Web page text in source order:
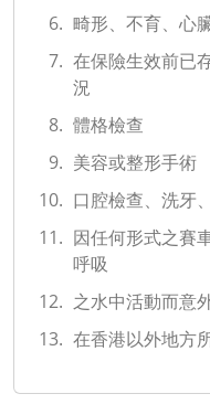
畸形、不育、心
在保險生效前已
況
體格檢查
美容或整形手術
口腔檢查、洗牙
因任何形式之賽
呼吸
之水中活動而意
在香港以外地方